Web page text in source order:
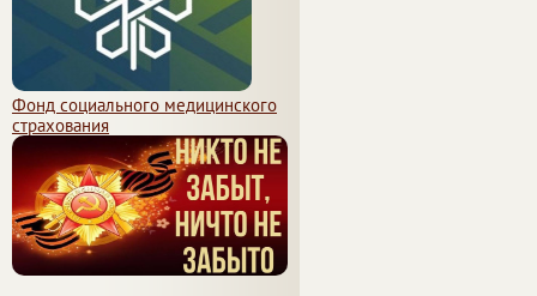
Фонд социального медицинского
страхования